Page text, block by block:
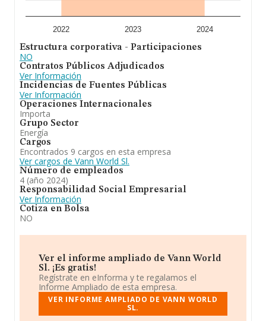
posición en el ranking nacional, la empresa ha perdido
posiciones frente al 2023.
2022 2023 2024
Estructura corporativa - Participaciones
NO
Contratos Públicos Adjudicados
Ver Información
Incidencias de Fuentes Públicas
Ver Información
Operaciones Internacionales
Importa
Grupo Sector
Energía
Cargos
Encontrados 9 cargos en esta empresa
Ver cargos de Vann World Sl.
Número de empleados
4 (año 2024)
Responsabilidad Social Empresarial
Ver Información
Cotiza en Bolsa
NO
Ver el informe ampliado de Vann World
Sl. ¡Es gratis!
Regístrate en eInforma y te regalamos el
Informe Ampliado de esta empresa.
VER INFORME AMPLIADO DE VANN WORLD
SL.